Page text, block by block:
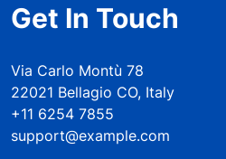
Get In Touch
Via Carlo Montù 78
22021 Bellagio CO, Italy
+11 6254 7855
support@example.com